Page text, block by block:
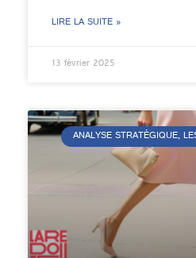
LIRE LA SUITE »
13 février 2025
ANALYSE STRATÉGIQUE,